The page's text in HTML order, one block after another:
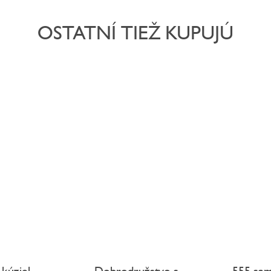
OSTATNÍ TIEŽ KUPUJÚ